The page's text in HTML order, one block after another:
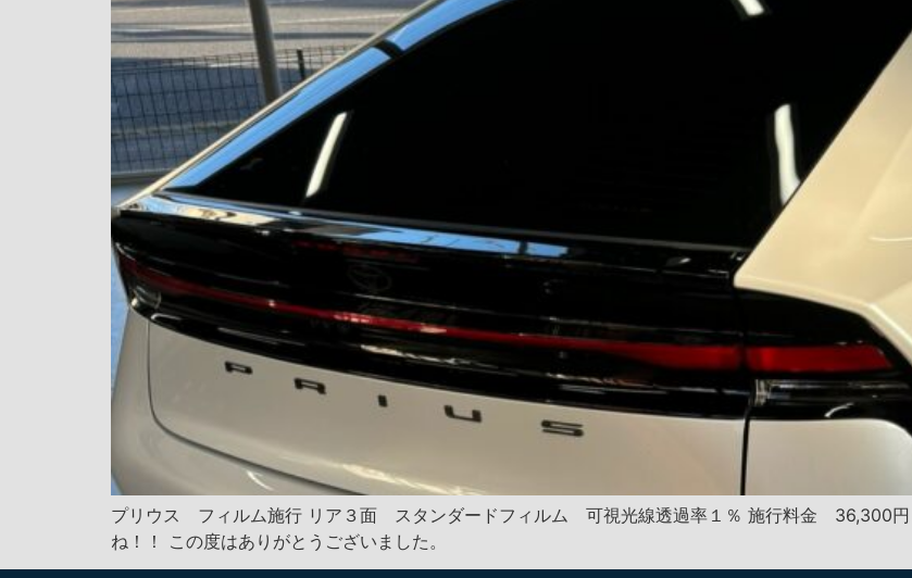
プリウス フィルム施行 リア３面 スタンダードフィルム 可視光線透過率１％ 施行料金 36,300円
ね！！ この度はありがとうございました。